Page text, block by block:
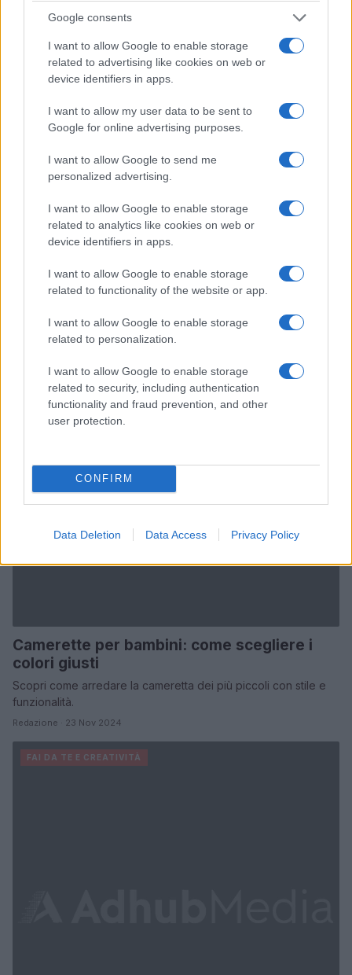
Google consents
I want to allow Google to enable storage
related to advertising like cookies on web or
device identifiers in apps.
I want to allow my user data to be sent to
Google for online advertising purposes.
I want to allow Google to send me
personalized advertising.
I want to allow Google to enable storage
related to analytics like cookies on web or
device identifiers in apps.
I want to allow Google to enable storage
related to functionality of the website or app.
I want to allow Google to enable storage
related to personalization.
I want to allow Google to enable storage
related to security, including authentication
functionality and fraud prevention, and other
user protection.
CONFIRM
Data Deletion Data Access Privacy Policy
Idee creative per decorare la parete dietro il
Scopri cinque idee originali per trasformare la tua camera da
Redazione · 7 Dic 2024
Camerette per bambini: come scegliere i
colori giusti
Scopri come arredare la cameretta dei più piccoli con stile e
funzionalità.
Redazione · 23 Nov 2024
FAI DA TE E CREATIVITÀ